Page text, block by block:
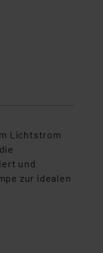
Lichtstrom
und
zur idealen